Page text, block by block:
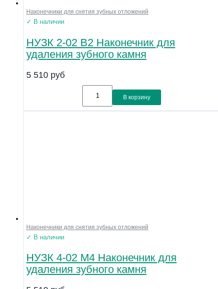
Наконечники для снятия зубных отложений
✓ В наличии
НУЗК 2-02 В2 Наконечник для
удаления зубного камня
5 510 руб
В корзину
Наконечники для снятия зубных отложений
✓ В наличии
НУЗК 4-02 М4 Наконечник для
удаления зубного камня